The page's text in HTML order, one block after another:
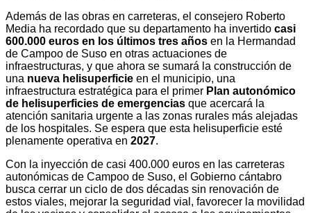
Además de las obras en carreteras, el consejero Roberto
Media ha recordado que su departamento ha invertido casi
600.000 euros en los últimos tres años en la Hermandad
de Campoo de Suso en otras actuaciones de
infraestructuras, y que ahora se sumará la construcción de
una nueva helisuperficie en el municipio, una
infraestructura estratégica para el primer Plan autonómico
de helisuperficies de emergencias que acercará la
atención sanitaria urgente a las zonas rurales más alejadas
de los hospitales. Se espera que esta helisuperficie esté
plenamente operativa en 2027.
Con la inyección de casi 400.000 euros en las carreteras
autonómicas de Campoo de Suso, el Gobierno cántabro
busca cerrar un ciclo de dos décadas sin renovación de
estos viales, mejorar la seguridad vial, favorecer la movilidad